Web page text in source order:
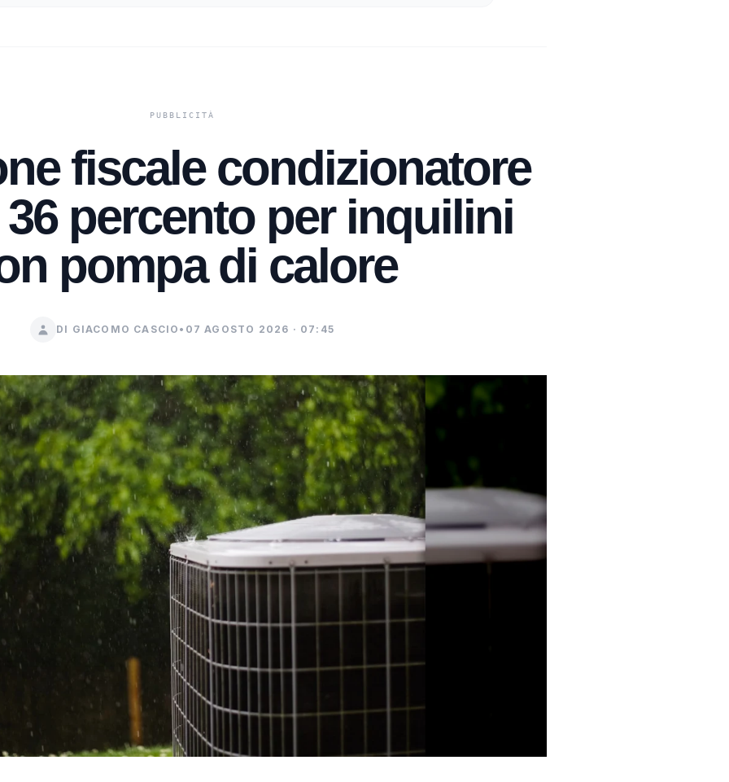
fiscale condizionatore
36 percento per inquilini
pompa di calore
DI GIACOMO CASCIO • 07 AGOSTO 2026 · 07:45